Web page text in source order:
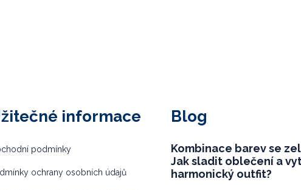
informace
podmínky
ochrany osobních údajů
Blog
Kombinace barev se
Jak sladit oblečení a
harmonický outfit?